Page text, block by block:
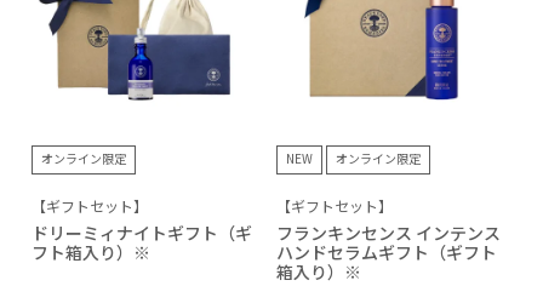
オンライン限定
【ギフトセット】
ドリーミィナイトギフト（ギ
フト箱入り）※
NEW オンライン限定
【ギフトセット】
フランキンセンス インテンス
ハンドセラムギフト（ギフト
箱入り）※